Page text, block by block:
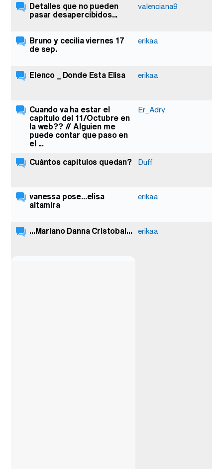
Detalles que no pueden
pasar desapercibidos...
valenciana9
Bruno y cecilia viernes 17
de sep.
erikaa
Elenco _ Donde Esta Elisa erikaa
Cuando va ha estar el
capítulo del 11/Octubre en
la web?? // Alguien me
puede contar que paso en
el ...
Er_Adry
Cuántos capítulos quedan? Duff
vanessa pose...elisa
altamira
erikaa
...Mariano Danna Cristobal... erikaa